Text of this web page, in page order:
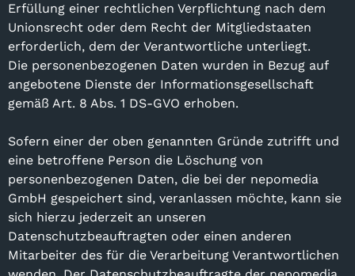
Erfüllung einer rechtlichen Verpflichtung nach dem
Unionsrecht oder dem Recht der Mitgliedstaaten
erforderlich, dem der Verantwortliche unterliegt.
Die personenbezogenen Daten wurden in Bezug auf
angebotene Dienste der Informationsgesellschaft
gemäß Art. 8 Abs. 1 DS-GVO erhoben.
Sofern einer der oben genannten Gründe zutrifft und
eine betroffene Person die Löschung von
personenbezogenen Daten, die bei der nepomedia
GmbH gespeichert sind, veranlassen möchte, kann sie
sich hierzu jederzeit an unseren
Datenschutzbeauftragten oder einen anderen
Mitarbeiter des für die Verarbeitung Verantwortlichen